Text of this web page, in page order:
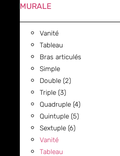
MURALE
Vanité
Tableau
Bras articulés
Simple
Double (2)
Triple (3)
Quadruple (4)
Quintuple (5)
Sextuple (6)
Vanité
Tableau